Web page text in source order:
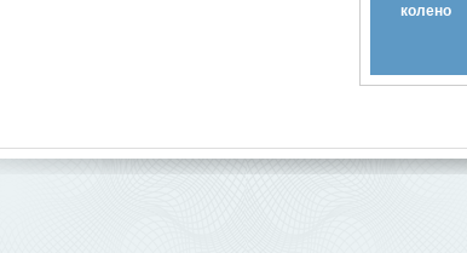
колено